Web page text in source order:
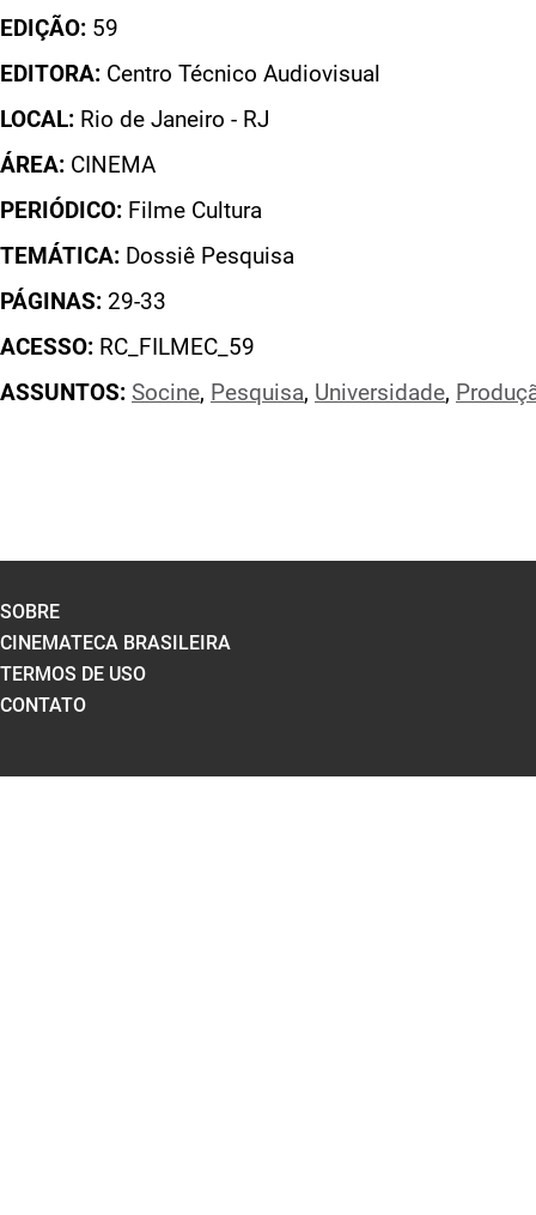
EDIÇÃO: 59
EDITORA: Centro Técnico Audiovisual
LOCAL: Rio de Janeiro - RJ
ÁREA: CINEMA
PERIÓDICO: Filme Cultura
TEMÁTICA: Dossiê Pesquisa
PÁGINAS: 29-33
ACESSO: RC_FILMEC_59
ASSUNTOS: Socine, Pesquisa, Universidade,
SOBRE
CINEMATECA BRASILEIRA
TERMOS DE USO
CONTATO